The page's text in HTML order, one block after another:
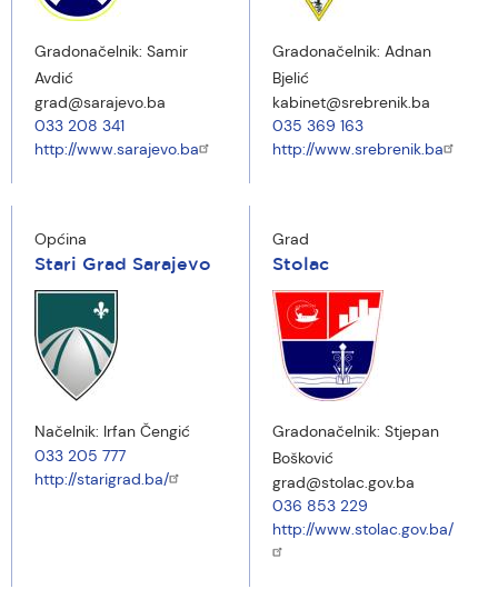
Gradonačelnik: Samir
Avdić
grad@sarajevo.ba
033 208 341
http://www.sarajevo.ba
Gradonačelnik: Adnan
Bjelić
kabinet@srebrenik.ba
035 369 163
http://www.srebrenik.ba
Općina
Stari Grad Sarajevo
Načelnik: Irfan Čengić
033 205 777
http://starigrad.ba/
Grad
Stolac
Gradonačelnik: Stjepan
Bošković
grad@stolac.gov.ba
036 853 229
http://www.stolac.gov.ba/